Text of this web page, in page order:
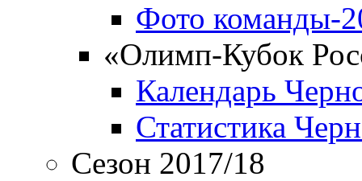
Фото команды-
«Олимп-Кубок
Календарь
Статистика
Сезон 2017/18